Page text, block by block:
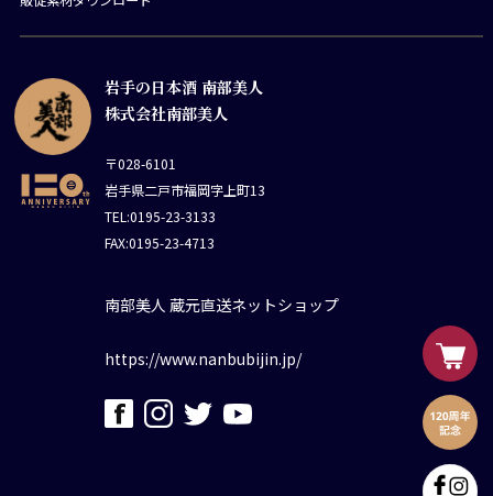
岩手の日本酒 南部美人
株式会社南部美人
〒028-6101
岩手県二戸市福岡字上町13
TEL:0195-23-3133
FAX:0195-23-4713
南部美人 蔵元直送ネットショップ
https://www.nanbubijin.jp/